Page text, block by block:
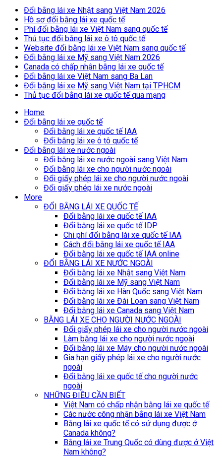
Đổi bằng lái xe Nhật sang Việt Nam 2026
Hồ sơ đổi bằng lái xe quốc tế
Phí đổi bằng lái xe Việt Nam sang quốc tế
Thủ tục đổi bằng lái xe ô tô quốc tế
Website đổi bằng lái xe Việt Nam sang quốc tế
Đổi bằng lái xe Mỹ sang Việt Nam 2026
Canada có chấp nhận bằng lái xe quốc tế
Đổi bằng lái xe Việt Nam sang Ba Lan
Đổi bằng lái xe Mỹ sang Việt Nam tại TPHCM
Thủ tục đổi bằng lái xe quốc tế qua mạng
Home
Đổi bằng lái xe quốc tế
Đổi bằng lái xe quốc tế IAA
Đổi bằng lái xe ô tô quốc tế
Đổi bằng lái xe nước ngoài
Đổi bằng lái xe nước ngoài sang Việt Nam
Đổi bằng lái xe cho người nước ngoài
Đổi giấy phép lái xe cho người nước ngoài
Đổi giấy phép lái xe nước ngoài
More
ĐỔI BẰNG LÁI XE QUỐC TẾ
Đổi bằng lái xe quốc tế IAA
Đổi bằng lái xe quốc tế IDP
Chi phí đổi bằng lái xe quốc tế IAA
Cách đổi bằng lái xe quốc tế IAA
Đổi bằng lái xe quốc tế IAA online
ĐỔI BẰNG LÁI XE NƯỚC NGOÀI
Đổi bằng lái xe Nhật sang Việt Nam
Đổi bằng lái xe Mỹ sang Việt Nam
Đổi bằng lái xe Hàn Quốc sang Việt Nam
Đổi bằng lái xe Đài Loan sang Việt Nam
Đổi bằng lái xe Canada sang Việt Nam
BẰNG LÁI XE CHO NGƯỜI NƯỚC NGOÀI
Đổi giấy phép lái xe cho người nước ngoài
Làm bằng lái xe cho người nước ngoài
Đổi bằng lái xe Máy cho người nước ngoài
Gia hạn giấy phép lái xe cho người nước
ngoài
Đổi bằng lái xe quốc tế cho người nước
ngoài
NHỮNG ĐIỀU CẦN BIẾT
Việt Nam có chấp nhận bằng lái xe quốc tế
Các nước công nhận bằng lái xe Việt Nam
Bằng lái xe quốc tế có sử dụng được ở
Canada không?
Bằng lái xe Trung Quốc có dùng được ở Việt
Nam không?